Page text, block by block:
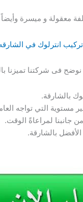
معقولة و ميسرة
انترلوك في
فى شركتنا تميزنا
بالشارقة.
مستوية التي تواجه
من جانبنا لمراعاةً الوقت.
بالشارقة.